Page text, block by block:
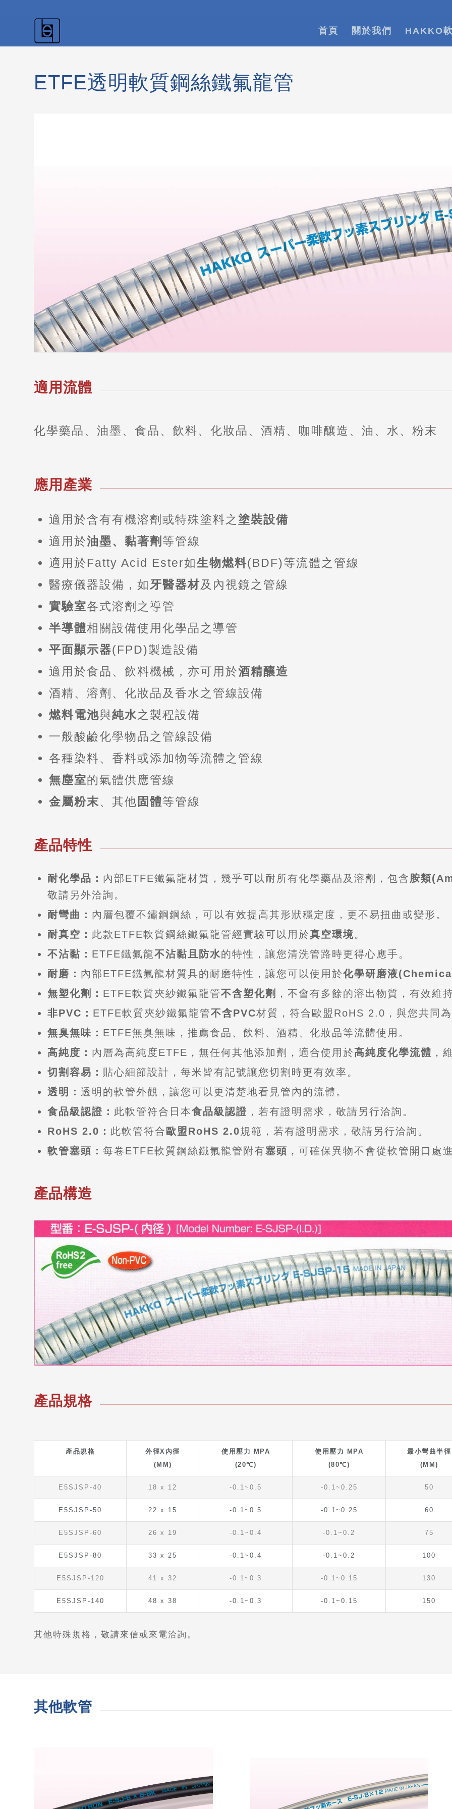
首頁 關於我們 HAKKO
ETFE透明軟質鋼絲鐵氟龍管
適用流體
化學藥品、油墨、食品、飲料、化妝品、酒精、咖啡釀造、油、水、粉末
應用產業
適用於含有有機溶劑或特殊塗料之 塗裝設備
適用於油墨、黏著劑 等管線
適用於Fatty Acid Ester如生物燃料(BDF)等流體之管線
醫療儀器設備，如 牙醫器材及內視鏡之管線
實驗室各式溶劑之導管
半導體相關設備使用化學品之導管
平面顯示器(FPD)製造設備
適用於食品、飲料機械，亦可用於酒精釀造
酒精、溶劑、化妝品及香水之管線設備
燃料電池與純水之製程設備
一般酸鹼化學物品之管線設備
各種染料、香料或添加物等流體之管線
無塵室的氣體供應管線
金屬粉末、其他 固體等管線
產品特性
耐化學品： 內部ETFE鐵氟龍材質，幾乎可以耐所有化學藥品及溶劑，包含 胺類
敬請另外洽詢。
耐彎曲： 內層包覆不鏽鋼鋼絲，可以有效提高其形狀穩定度，更不易扭曲或變形。
耐真空： 此款ETFE軟質鋼絲鐵氟龍管經實驗可以用於真空環境。
不沾黏： ETFE鐵氟龍不沾黏且防水的特性，讓您清洗管路時更得心應手。
耐磨： 內部ETFE鐵氟龍材質具的耐磨特性，讓您可以使用於化學研磨液
無塑化劑： ETFE軟質夾紗鐵氟龍管不含塑化劑
，不會有多餘的溶出物質，有效維
非PVC： ETFE軟質夾紗鐵氟龍管不含PVC材質，符合歐盟RoHS 2.0，與您共同
無臭無味： ETFE無臭無味，推薦食品、飲料、酒精、化妝品等流體使用。
高純度： 內層為高純度ETFE，無任何其他添加劑，適合使用於高純度化學流體 ，
切割容易： 貼心細節設計，每米皆有記號讓您切割時更有效率。
透明： 透明的軟管外觀，讓您可以更清楚地看見管內的流體。
食品級認證： 此軟管符合日本食品級認證 ，若有證明需求，敬請另行洽詢。
RoHS 2.0： 此軟管符合 歐盟RoHS 2.0規範，若有證明需求，敬請另行洽詢。
軟管塞頭： 每卷ETFE軟質鋼絲鐵氟龍管附有塞頭 ，可確保異物不會從軟管開口處
產品構造
產品規格
產品規格
外徑X內徑
(MM)
使用壓力 MPA
(20℃)
使用壓力 MPA
(80℃)
最小彎曲半徑
(MM)
E5SJSP-40 18 x 12 -0.1~0.5 -0.1~0.25 50
E5SJSP-50 22 x 15 -0.1~0.5 -0.1~0.25 60
E5SJSP-60 26 x 19 -0.1~0.4 -0.1~0.2 75
E5SJSP-80 33 x 25 -0.1~0.4 -0.1~0.2 100
E5SJSP-120 41 x 32 -0.1~0.3 -0.1~0.15 130
E5SJSP-140 48 x 38 -0.1~0.3 -0.1~0.15 150
其他特殊規格，敬請來信或來電洽詢。
其他軟管